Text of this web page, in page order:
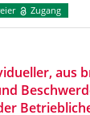
Zugang
aus